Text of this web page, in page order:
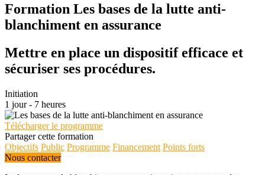
Formation Les bases de la lutte anti-
blanchiment en assurance
Mettre en place un dispositif efficace et
sécuriser ses procédures.
Initiation
1 jour - 7 heures
Télécharger le programme
Partager cette formation
Objectifs Public Programme Financement Points forts
Nous contacter